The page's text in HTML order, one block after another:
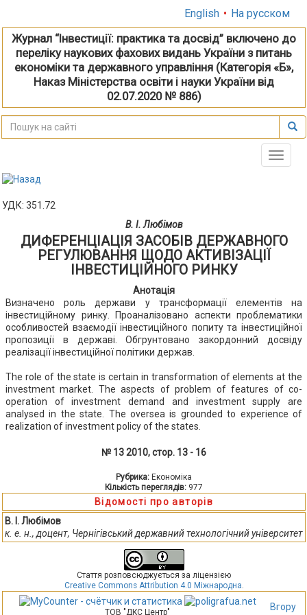
English • На русском
Журнал “Інвестиції: практика та досвід” включено до
переліку наукових фахових видань України з питань
економіки та державного управління (Категорія «Б»,
Наказ Міністерства освіти і науки України від
02.07.2020 № 886)
Toggle
УДК: 351.72
В. І. Любімов
ДИФЕРЕНЦІАЦІЯ ЗАСОБІВ ДЕРЖАВНОГО
РЕГУЛЮВАННЯ ЩОДО АКТИВІЗАЦІЇ
ІНВЕСТИЦІЙНОГО РИНКУ
Анотація
Визначено роль держави у трансформації елементів на
інвестиційному ринку. Проаналізовано аспекти проблематики
особливостей взаємодії інвестиційного попиту та інвестиційної
пропозиції в державі. Обгрунтовано закордонний досвіду
реалізації інвестиційної політики держав.
The role of the state is certain in transformation of elements at the
investment market. The aspects of problem of features of co-
operation of investment demand and investment supply are
analysed in the state. The oversea is grounded to experience of
realization of investment policy of the states.
№ 13 2010, стор. 13 - 16
Рубрика: Економіка
Кількість переглядів: 977
Відомості про авторів
В. І. Любімов
к. е. н., доцент, Чернігівський державний технологічний університет
Стаття розповсюджується за ліцензією
Creative Commons Attribution 4.0 Міжнародна.
Вгору
ТОВ "ДКС Центр"